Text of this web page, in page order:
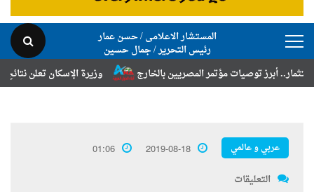
المستشار الاعلامى / حسن عمار
رئيس التحرير / جمال حسين
وزيرة الإسكان تعلن نتائج قرعة
توصيات مؤتمر المصريين بالخارج
عربي و عالمي 2019-08-18
01:06
التعليقات